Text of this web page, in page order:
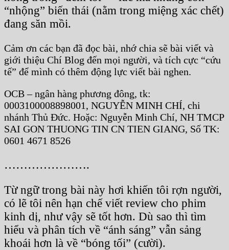
“nhộng” biến thái (nằm trong miệng xác chết)
đang săn mồi.
Cảm ơn các bạn đã đọc bài, nhớ chia sẽ bài viết và
giới thiệu Chí Blog đến mọi người, và tích cực “cứu
tế” để mình có thêm động lực viết bài nghen.
OCB – ngân hàng phương đông, tk:
0003100008898001, NGUYỄN MINH CHÍ, chi
nhánh Thủ Đức. Hoặc: Nguyễn Minh Chí, NH TMCP
SAI GON THUONG TIN CN TIEN GIANG, Số TK:
0601 4671 8526
………………….
Từ ngữ trong bài này hơi khiến tôi rợn người,
có lẽ tôi nên hạn chế viết review cho phim
kinh dị, như vậy sẽ tốt hơn. Dù sao thì tìm
hiểu và phân tích về “ánh sáng” vẫn sảng
khoái hơn là về “bóng tối” (cười).